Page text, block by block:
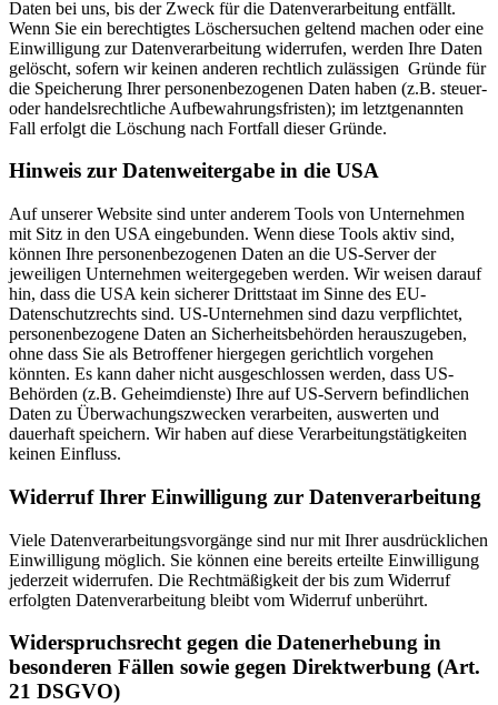
Daten bei uns, bis der Zweck für die Datenverarbeitung entfällt.
Wenn Sie ein berechtigtes Löschersuchen geltend machen oder eine
Einwilligung zur Datenverarbeitung widerrufen, werden Ihre Daten
gelöscht, sofern wir keinen anderen rechtlich zulässigen Gründe für
die Speicherung Ihrer personenbezogenen Daten haben (z.B. steuer-
oder handelsrechtliche Aufbewahrungsfristen); im letztgenannten
Fall erfolgt die Löschung nach Fortfall dieser Gründe.
Hinweis zur Datenweitergabe in die USA
Auf unserer Website sind unter anderem Tools von Unternehmen
mit Sitz in den USA eingebunden. Wenn diese Tools aktiv sind,
können Ihre personenbezogenen Daten an die US-Server der
jeweiligen Unternehmen weitergegeben werden. Wir weisen darauf
hin, dass die USA kein sicherer Drittstaat im Sinne des EU-
Datenschutzrechts sind. US-Unternehmen sind dazu verpflichtet,
personenbezogene Daten an Sicherheitsbehörden herauszugeben,
ohne dass Sie als Betroffener hiergegen gerichtlich vorgehen
könnten. Es kann daher nicht ausgeschlossen werden, dass US-
Behörden (z.B. Geheimdienste) Ihre auf US-Servern befindlichen
Daten zu Überwachungszwecken verarbeiten, auswerten und
dauerhaft speichern. Wir haben auf diese Verarbeitungstätigkeiten
keinen Einfluss.
Widerruf Ihrer Einwilligung zur Datenverarbeitung
Viele Datenverarbeitungsvorgänge sind nur mit Ihrer ausdrücklichen
Einwilligung möglich. Sie können eine bereits erteilte Einwilligung
jederzeit widerrufen. Die Rechtmäßigkeit der bis zum Widerruf
erfolgten Datenverarbeitung bleibt vom Widerruf unberührt.
Widerspruchsrecht gegen die Datenerhebung in
besonderen Fällen sowie gegen Direktwerbung (Art.
21 DSGVO)